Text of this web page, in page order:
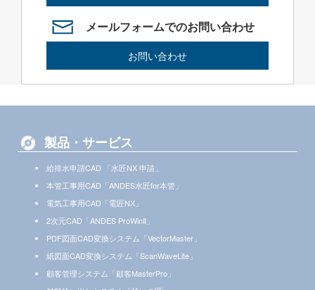
メールフォームでのお問い合わせ
お問い合わせ
製品・サービス
給排水申請CAD 「水匠NX 申請」
本管工事用CAD「ANDES水匠for本管」
電気工事用CAD「電匠NX」
2次元CAD「ANDES ProWinⅡ」
PDF図面CAD変換システム「VectorMaster」
紙図面CAD変換システム「ScanWaveLite」
顧客管理システム「顧客MasterPro」